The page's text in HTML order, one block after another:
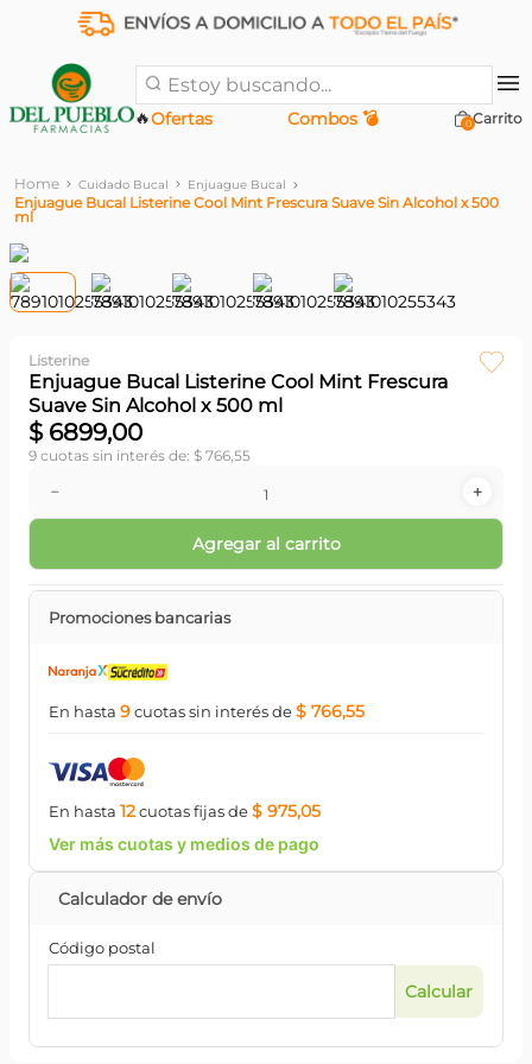
Estoy buscando...
Ofertas
🔥 Combos 💣 0
Cuidado Bucal Enjuague Bucal
Enjuague Bucal Listerine Cool Mint Frescura Suave Sin Alcohol x 500
ml
Listerine
Enjuague Bucal Listerine Cool Mint Frescura
Suave Sin Alcohol x 500 ml
$ 6899,00
9 cuotas sin interés de: $ 766,55
＋
－
Agregar al carrito
Promociones bancarias
En hasta 9cuotassin interésde$ 766,55
En hasta 12cuotasfijasde$ 975,05
Ver más cuotas y medios de pago
Código postal